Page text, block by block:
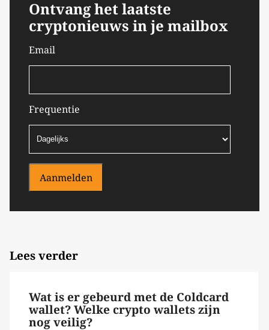
Ontvang het laatste
cryptonieuws in je mailbox
Email
Frequentie
Aanmelden
Lees verder
Wat is er gebeurd met de Coldcard
wallet? Welke crypto wallets zijn
nog veilig?